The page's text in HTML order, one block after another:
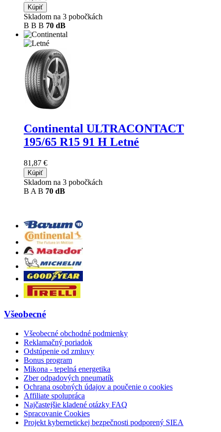
Kúpiť
Skladom na 3 pobočkách
B B B 70 dB
Continental ULTRACONTACT
195/65 R15 91 H Letné
81,87 €
Kúpiť
Skladom na 3 pobočkách
B A B 70 dB
Všeobecné
Všeobecné obchodné podmienky
Reklamačný poriadok
Odstúpenie od zmluvy
Bonus program
Mikona - tepelná energetika
Zber odpadových pneumatík
Ochrana osobných údajov a poučenie o cookies
Affiliate spolupráca
Najčastejšie kladené otázky FAQ
Spracovanie Cookies
Projekt kybernetickej bezpečnosti podporený SIEA